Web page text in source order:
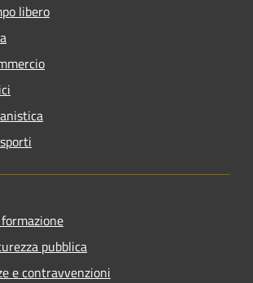
libero
pubblica
e contravvenzioni